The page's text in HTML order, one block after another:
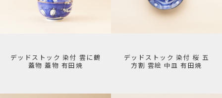
デッドストック 染付 雲に鶴
蓋物 蓋物 有田焼
デッドストック 染付 桜 五
方割 雲絵 中皿 有田焼